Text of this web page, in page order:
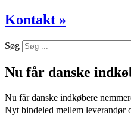
Kontakt »
Søg
Nu får danske
Nu får danske indkøbere
Nyt bindeled mellem leverandør